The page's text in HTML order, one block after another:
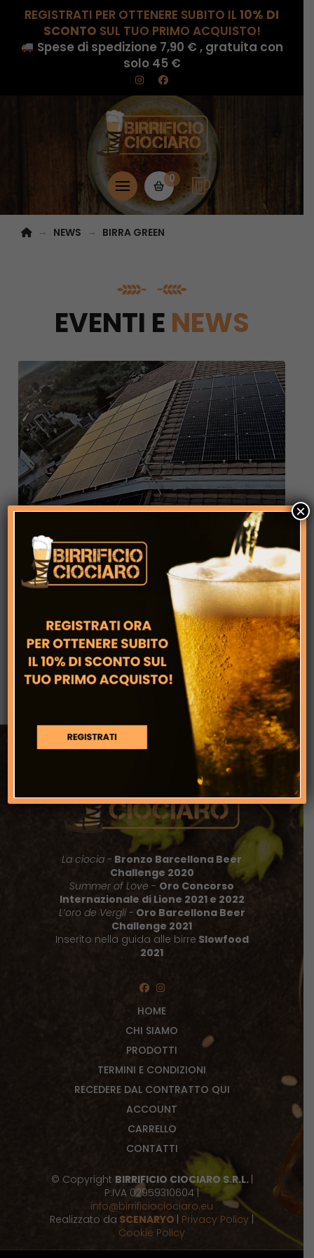
REGISTRATI PER OTTENERE SUBITO IL 10% DI
SCONTO SUL TUO PRIMO ACQUISTO!
Spese di spedizione 7,90 € , gratuita con
solo 45 €
0
HOME
→ NEWS → BIRRA GREEN
EVENTI E NEWS
Birrificio artigianale sostenibile: quando
la birra nasce dall’energia del sole
La ciocia - Bronzo Barcellona Beer
Challenge 2020
Summer of Love - Oro Concorso
Internazionale di Lione 2021 e 2022
L’oro de Vergli - Oro Barcellona Beer
Challenge 2021
Inserito nella guida alle birre Slowfood
2021
HOME
CHI SIAMO
PRODOTTI
TERMINI E CONDIZIONI
RECEDERE DAL CONTRATTO QUI
ACCOUNT
CARRELLO
CONTATTI
© Copyright BIRRIFICIO CIOCIARO S.R.L.
P:IVA 02959310604 |
info@birrificiociociaro.eu
Realizzato da SCENARYO Privacy Policy
Cookie Policy
×